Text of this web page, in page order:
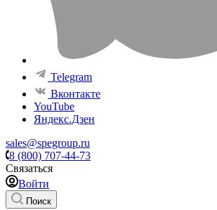
Telegram
Вконтакте
YouTube
Яндекс.Дзен
sales@spegroup.ru
8 (800) 707-44-73
Связаться
Войти
Поиск